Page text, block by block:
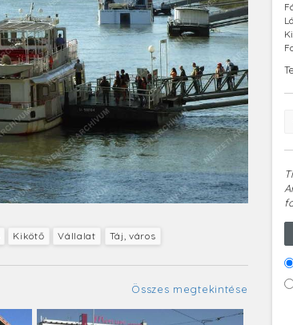
Kikötő Vállalat Táj, város
Összes megtekintése